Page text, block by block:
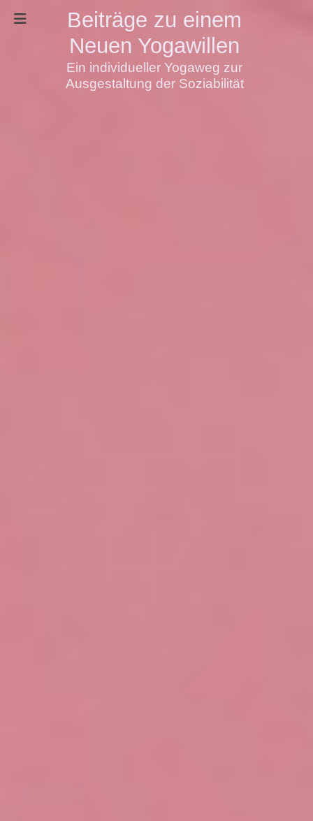
Beiträge zu einem
Neuen Yogawillen
Ein individueller Yogaweg zur
Ausgestaltung der Soziabilität